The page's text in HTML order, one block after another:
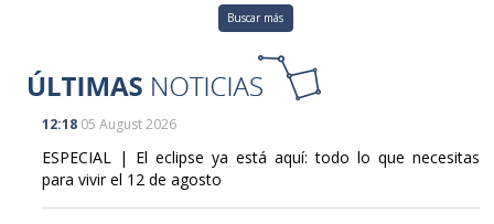
Buscar más
12:18 05 August 2026
ESPECIAL | El eclipse ya está aquí: todo lo que necesitas
para vivir el 12 de agosto